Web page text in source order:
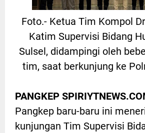
Foto.- Ketua Tim Kompol
Katim Supervisi Bidang
Sulsel, didampingi oleh
tim, saat berkunjung ke
PANGKEP
Pangkep baru-baru ini
kunjungan Tim Supervisi